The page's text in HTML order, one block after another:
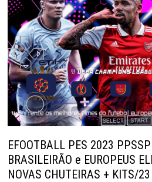
EFOOTBALL PES 2023
BRASILEIRÃO e EUROPEUS
NOVAS CHUTEIRAS + KITS/23